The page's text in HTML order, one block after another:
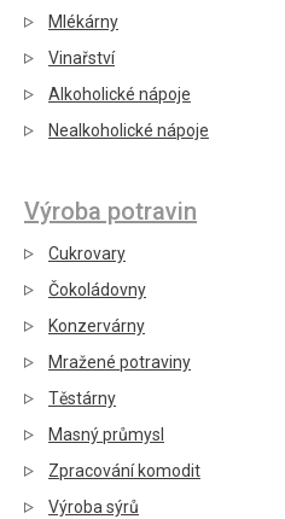
Mlékárny
Vinařství
Alkoholické nápoje
Nealkoholické nápoje
Výroba potravin
Cukrovary
Čokoládovny
Konzervárny
Mražené potraviny
Těstárny
Masný průmysl
Zpracování komodit
Výroba sýrů